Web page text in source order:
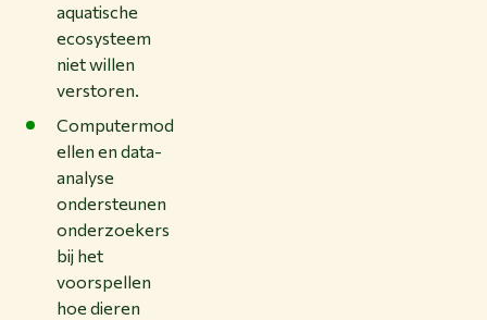
aquatische
ecosysteem
niet willen
verstoren.
Computermod
ellen en data-
analyse
ondersteunen
onderzoekers
bij het
voorspellen
hoe dieren